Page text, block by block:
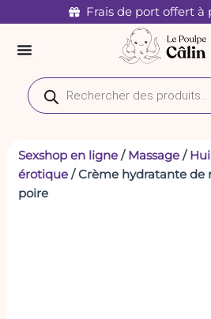
au
contenu
Frais de port offert
Recherche
de
produits
Sexshop en ligne / Massage /
érotique / Crème hydratante de
poire
de
hydratante
massage
thé
vert